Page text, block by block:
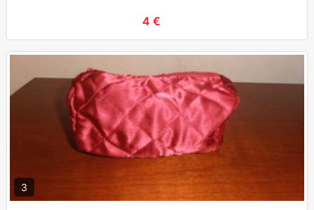
4 €
3